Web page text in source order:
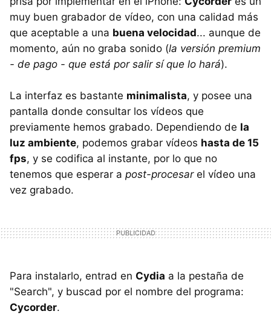
muy buen grabador de vídeo, con una calidad más
que aceptable a una buena velocidad... aunque de
momento, aún no graba sonido (la versión premium
- de pago - que está por salir sí que lo hará).
La interfaz es bastante minimalista, y posee una
pantalla donde consultar los vídeos que
previamente hemos grabado. Dependiendo de la
luz ambiente, podemos grabar vídeos hasta de 15
fps, y se codifica al instante, por lo que no
tenemos que esperar a post-procesarel vídeo una
vez grabado.
Para instalarlo, entrad en Cydia a la pestaña de
"Search", y buscad por el nombre del programa:
Cycorder.